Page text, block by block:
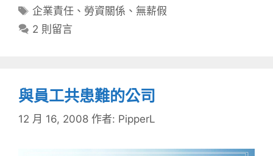
類
標
籤
企業責任 、 勞資關係 、 無薪假
2 則留言
與員工共患難的公司
12 月 16, 2008 作者: PipperL